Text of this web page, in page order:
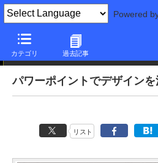
Powered
カテゴリ 過去記事
本日のできるネット
パワーポイントでデザイン
リスト